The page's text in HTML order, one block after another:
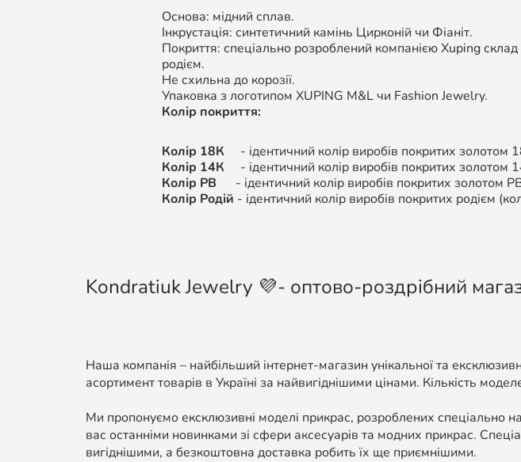
Основа: мідний сплав.
Інкрустація: синтетичний камінь Цирконій чи Фіаніт.
Покриття: спеціально розроблений компанією Xuping
родієм.
Не схильна до корозії.
Упаковка з логотипом XUPING M&L чи Fashion Jewelry.
Колір покриття:
Колір 18К - ідентичний колір виробів покритих золотом
Колір 14К - ідентичний колір виробів покритих золотом
Колір РВ - ідентичний колір виробів покритих золотом
Колір Родій - ідентичний колір виробів покритих родієм
Kondratiuk Jewelry 💜- оптово-роздрібний
Наша компанія – найбільший інтернет-магазин унікальної та
асортимент товарів в Україні за найвигіднішими цінами. Кількість
Ми пропонуємо ексклюзивні моделі прикрас, розроблених
вас останніми новинками зі сфери аксесуарів та модних прикрас.
вигіднішими, а безкоштовна доставка робить їх ще приємнішими.